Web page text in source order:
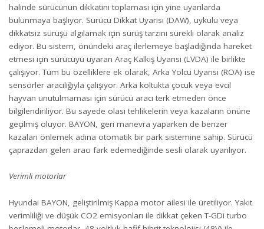
halinde sürücünün dikkatini toplaması için yine uyarılarda
bulunmaya başlıyor. Sürücü Dikkat Uyarısı (DAW), uykulu veya
dikkatsiz sürüşü algılamak için sürüş tarzını sürekli olarak analiz
ediyor. Bu sistem, önündeki araç ilerlemeye başladığında hareket
etmesi için sürücüyü uyaran Araç Kalkış Uyarısı (LVDA) ile birlikte
çalışıyor. Tüm bu özelliklere ek olarak, Arka Yolcu Uyarısı (ROA) ise
sensörler aracılığıyla çalışıyor. Arka koltukta çocuk veya evcil
hayvan unutulmaması için sürücü aracı terk etmeden önce
bilgilendiriliyor. Bu sayede olası tehlikelerin veya kazaların önüne
geçilmiş oluyor. BAYON, geri manevra yaparken de benzer
kazaları önlemek adına otomatik bir park sistemine sahip. Sürücü
çaprazdan gelen aracı fark edemediğinde sesli olarak uyarılıyor.
Verimli motorlar
Hyundai BAYON, geliştirilmiş Kappa motor ailesi ile üretiliyor. Yakıt
verimliliği ve düşük CO2 emisyonları ile dikkat çeken T-GDi turbo